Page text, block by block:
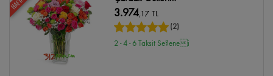
3.974,17 TL
(2)
2 - 4 - 6 Taksit Se?enei